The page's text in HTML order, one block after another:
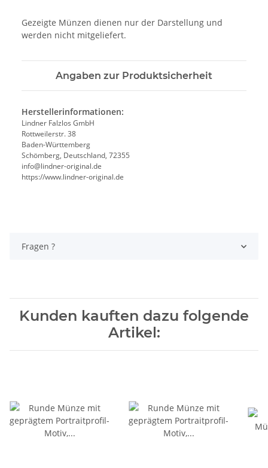
Gezeigte Münzen dienen nur der Darstellung und
werden nicht mitgeliefert.
Angaben zur Produktsicherheit
Herstellerinformationen:
Lindner Falzlos GmbH
Rottweilerstr. 38
Baden-Württemberg
Schömberg, Deutschland, 72355
info@lindner-original.de
https://www.lindner-original.de
Fragen ?
Kunden kauften dazu folgende
Artikel: